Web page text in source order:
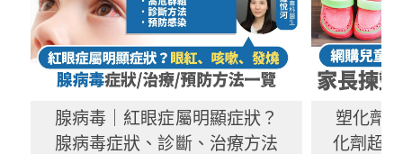
腺病毒｜紅眼症屬明顯症狀？
腺病毒症狀、診斷、治療方法
塑化劑
化劑超